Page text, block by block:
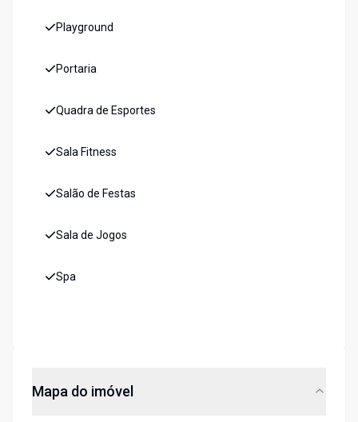
Playground
Portaria
Quadra de Esportes
Sala Fitness
Salão de Festas
Sala de Jogos
Spa
Mapa do imóvel